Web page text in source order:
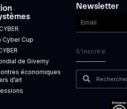
Cyber Cup
de Giverny
économiques
d’art
Newsletter
S'inscrire